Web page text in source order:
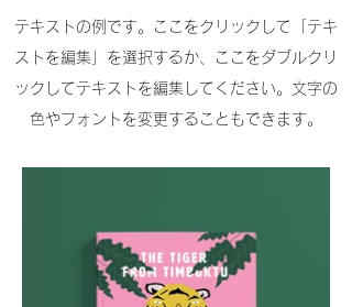
テキストの例です。ここをクリックして「テキ
ストを編集」を選択するか、ここをダブルクリ
ックしてテキストを編集してください。文字の
色やフォントを変更することもできます。